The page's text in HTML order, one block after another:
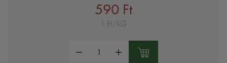
590 Ft
1 Ft/KG